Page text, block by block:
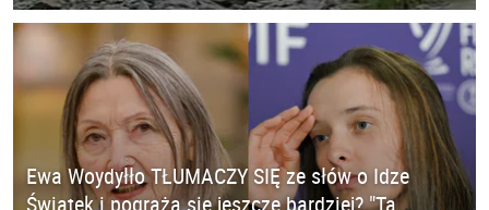
Ewa Woydyłło TŁUMACZY SIĘ ze słów o Idze